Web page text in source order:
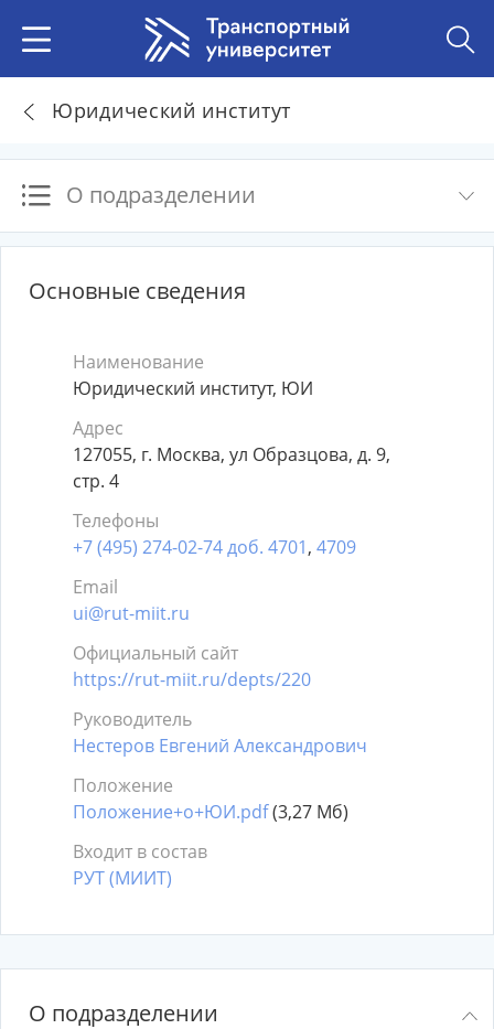
Юридический институт
О подразделении
Основные сведения
Наименование
Юридический институт, ЮИ
Адрес
127055, г. Москва, ул Образцова, д. 9,
стр. 4
Телефоны
+7 (495) 274-02-74 доб. 4701, 4709
Email
ui@rut-miit.ru
Официальный сайт
https://rut-miit.ru/depts/220
Руководитель
Нестеров Евгений Александрович
Положение
Положение+о+ЮИ.pdf(3,27 Мб)
Входит в состав
РУТ (МИИТ)
О подразделении